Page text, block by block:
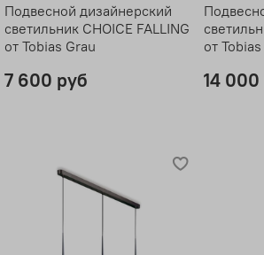
Подвесной дизайнерский
светильник CHOICE FALLING
от Tobias Grau
7 600 руб
от
14 000